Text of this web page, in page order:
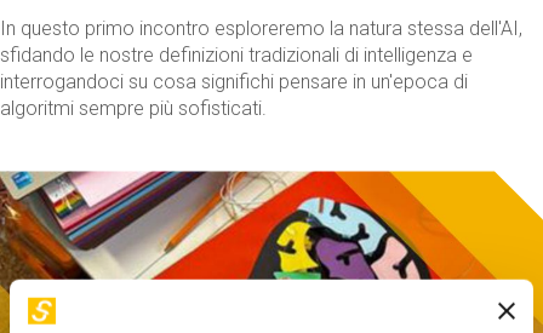
In questo primo incontro esploreremo la natura stessa dell'AI,
sfidando le nostre definizioni tradizionali di intelligenza e
interrogandoci su cosa significhi pensare in un'epoca di
algoritmi sempre più sofisticati.